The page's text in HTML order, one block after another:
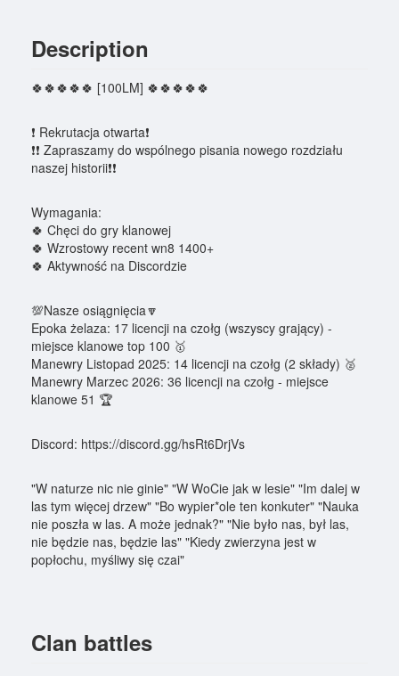
Description
🍀🍀🍀🍀🍀 [100LM] 🍀🍀🍀🍀🍀
❗ Rekrutacja otwarta❗
❗❗ Zapraszamy do wspólnego pisania nowego rozdziału
naszej historii❗❗
Wymagania:
🍀 Chęci do gry klanowej
🍀 Wzrostowy recent wn8 1400+
🍀 Aktywność na Discordzie
💯Nasze osiągnięcia🔽
Epoka żelaza: 17 licencji na czołg (wszyscy grający) -
miejsce klanowe top 100 🥇
Manewry Listopad 2025: 14 licencji na czołg (2 składy) 🥈
Manewry Marzec 2026: 36 licencji na czołg - miejsce
klanowe 51 🏆
Discord: https://discord.gg/hsRt6DrjVs
"W naturze nic nie ginie" "W WoCie jak w lesie" "Im dalej w
las tym więcej drzew" "Bo wypier*ole ten konkuter" "Nauka
nie poszła w las. A może jednak?" "Nie było nas, był las,
nie będzie nas, będzie las" "Kiedy zwierzyna jest w
popłochu, myśliwy się czai"
Clan battles